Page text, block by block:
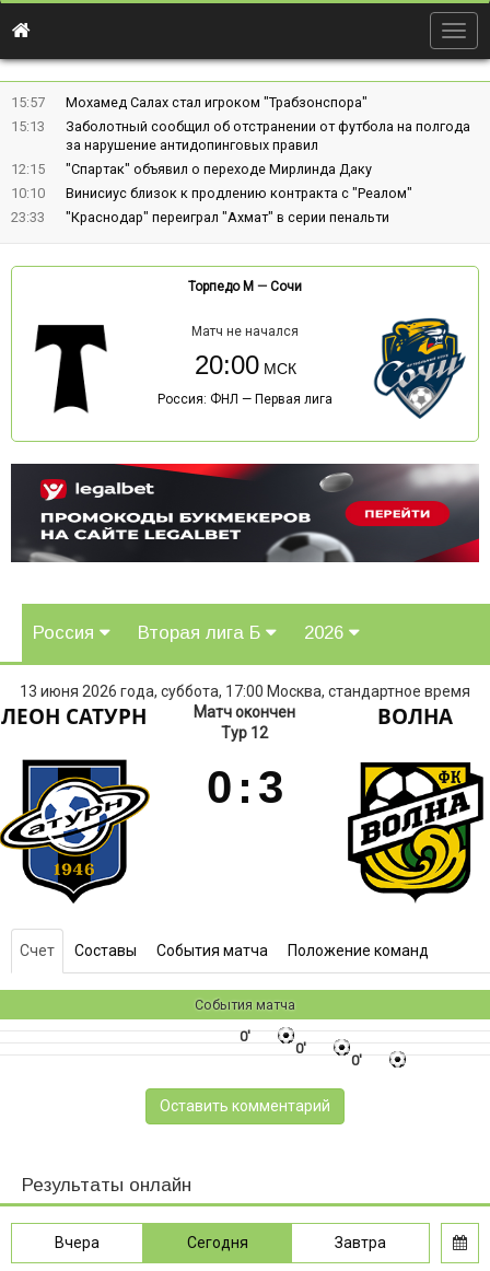
15:57
Мохамед Салах стал игроком "Трабзонспора"
15:13
Заболотный сообщил об отстранении от футбола на полгода
за нарушение антидопинговых правил
12:15
"Спартак" объявил о переходе Мирлинда Даку
10:10
Винисиус близок к продлению контракта с "Реалом"
23:33
"Краснодар" переиграл "Ахмат" в серии пенальти
Торпедо М — Сочи
Матч не начался
20:00
Россия: ФНЛ — Первая лига
Россия Вторая лига Б 2026
13 июня 2026 года, суббота, 17:00 Москва, стандартное время
ЛЕОН САТУРН
Матч окончен
Тур 12
0 : 3
ВОЛНА
Счет Составы События матча Положение команд
События матча
0'
0'
0'
Оставить комментарий
Результаты онлайн
Вчера Сегодня Завтра